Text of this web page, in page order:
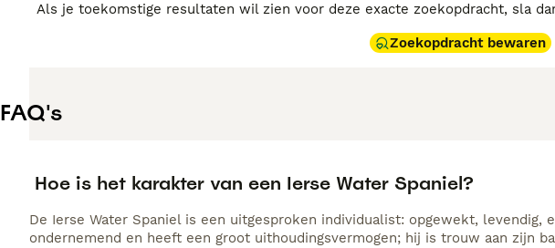
Als je toekomstige resultaten wil zien voor deze exacte zoekopdracht, sla
Zoekopdracht bewaren
FAQ's
Hoe is het karakter van een Ierse Water Spaniel?
De Ierse Water Spaniel is een uitgesproken individualist: opgewekt,
ondernemend en heeft een groot uithoudingsvermogen; hij is trouw aan zijn